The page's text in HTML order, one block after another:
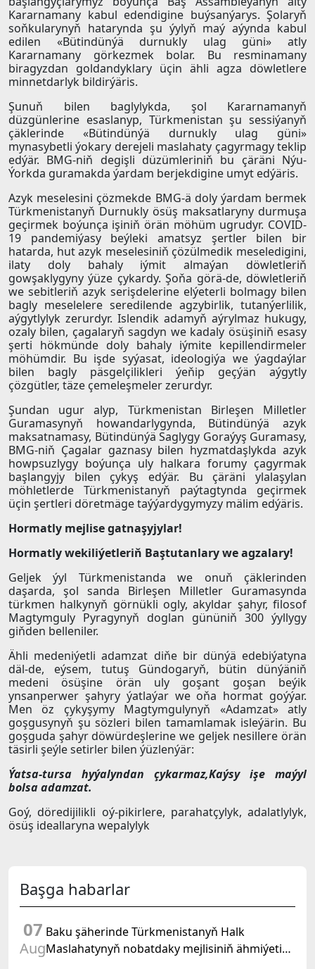
Kararnamany kabul edendigine buýsanýarys. Şolaryň
soňkularynyň hatarynda şu ýylyň maý aýynda kabul
edilen «Bütindünýä durnukly ulag güni» atly
Kararnamany görkezmek bolar. Bu resminamany
biragyzdan goldandyklary üçin ähli agza döwletlere
minnetdarlyk bildirýäris.
Şunuň bilen baglylykda, şol Kararnamanyň
düzgünlerine esaslanyp, Türkmenistan şu sessiýanyň
çäklerinde «Bütindünýä durnukly ulag güni»
mynasybetli ýokary derejeli maslahaty çagyrmagy teklip
edýär. BMG-niň degişli düzümleriniň bu çäräni Nýu-
Ýorkda guramakda ýardam berjekdigine umyt edýäris.
Azyk meselesini çözmekde BMG-ä doly ýardam bermek
Türkmenistanyň Durnukly ösüş maksatlaryny durmuşa
geçirmek boýunça işiniň örän möhüm ugrudyr. СOVID-
19 pandemiýasy beýleki amatsyz şertler bilen bir
hatarda, hut azyk meselesiniň çözülmedik meseledigini,
ilaty doly bahaly iýmit almaýan döwletleriň
gowşaklygyny ýüze çykardy. Şoňa görä-de, döwletleriň
we sebitleriň azyk serişdelerine elýeterli bolmagy bilen
bagly meselelere seredilende agzybirlik, tutanýerlilik,
aýgytlylyk zerurdyr. Islendik adamyň aýrylmaz hukugy,
ozaly bilen, çagalaryň sagdyn we kadaly ösüşiniň esasy
şerti hökmünde doly bahaly iýmite kepillendirmeler
möhümdir. Bu işde syýasat, ideologiýa we ýagdaýlar
bilen bagly päsgelçilikleri ýeňip geçýän aýgytly
çözgütler, täze çemeleşmeler zerurdyr.
Şundan ugur alyp, Türkmenistan Birleşen Milletler
Guramasynyň howandarlygynda, Bütindünýä azyk
maksatnamasy, Bütindünýä Saglygy Goraýyş Guramasy,
BMG-niň Çagalar gaznasy bilen hyzmatdaşlykda azyk
howpsuzlygy boýunça uly halkara forumy çagyrmak
başlangyjy bilen çykyş edýär. Bu çäräni ylalaşylan
möhletlerde Türkmenistanyň paýtagtynda geçirmek
üçin şertleri döretmäge taýýardygymyzy mälim edýäris.
Hormatly mejlise gatnaşyjylar!
Hormatly wekiliýetleriň Baştutanlary we agzalary!
Geljek ýyl Türkmenistanda we onuň çäklerinden
daşarda, şol sanda Birleşen Milletler Guramasynda
türkmen halkynyň görnükli ogly, akyldar şahyr, filosof
Magtymguly Pyragynyň doglan gününiň 300 ýyllygy
giňden belleniler.
Ähli medeniýetli adamzat diňe bir dünýä edebiýatyna
däl-de, eýsem, tutuş Gündogaryň, bütin dünýäniň
medeni ösüşine örän uly goşant goşan beýik
ynsanperwer şahyry ýatlaýar we oňa hormat goýýar.
Men öz çykyşymy Magtymgulynyň «Adamzat» atly
goşgusynyň şu sözleri bilen tamamlamak isleýärin. Bu
goşguda şahyr döwürdeşlerine we geljek nesillere örän
täsirli şeýle setirler bilen ýüzlenýär:
Ýatsa-tursa hyýalyndan çykarmaz,Kaýsy işe maýyl
bolsa adamzat.
Goý, döredijilikli oý-pikirlere, parahatçylyk, adalatlylyk,
ösüş ideallaryna wepalylyk
Başga habarlar
07
Aug
Baku şäherinde Türkmenistanyň Halk
Maslahatynyň nobatdaky mejlisiniň ähmiýetine